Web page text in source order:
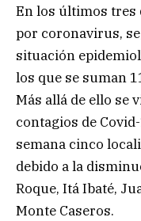
En los últimos tres
por coronavirus,
situación
los que se suman
Más allá de ello se
contagios de
semana cinco
debido a la
Roque, Itá Ibaté,
Monte Caseros.